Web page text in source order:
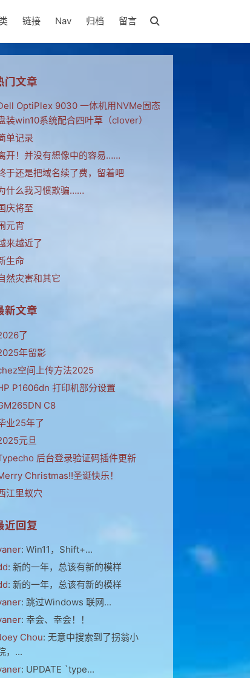
链接 Nav 归档 留言
门文章
OptiPlex 9030 一体机用NVMe固态
装win10系统配合四叶草（clover）
单记录
开！并没有想像中的容易……
于还是把域名续了费，留着吧
什么我习惯欺骗……
庆将至
元宵
来越近了
生命
然灾害和其它
新文章
了
年留影
空间上传方法2025
P1606dn 打印机部分设置
C8
业25年了
元旦
后台登录验证码插件更新
Christmas!!圣诞快乐！
江里蚁穴
近回复
: Win11，Shift+...
: 新的一年，总该有新的模样
: 新的一年，总该有新的模样
: 跳过Windows 联网...
: 幸会、幸会！！
Chou: 无意中搜索到了拐翁小
，...
: UPDATE `type...